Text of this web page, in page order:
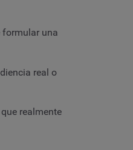
formular una
real o
realmente